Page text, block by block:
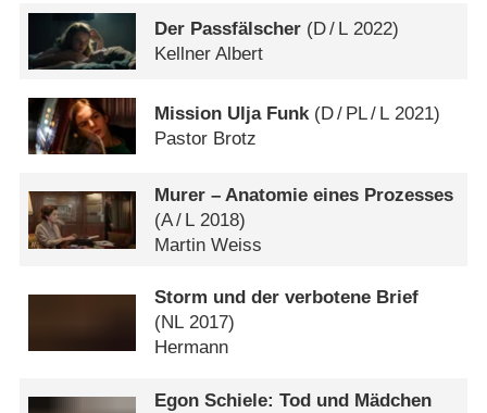
Der Passfälscher (D/ L 2022)
Kellner Albert
Mission Ulja Funk(D/ PL/ L 2021)
Pastor Brotz
Murer – Anatomie eines Prozesses
(A/ L 2018)
Martin Weiss
Storm und der verbotene Brief
(NL 2017)
Hermann
Egon Schiele: Tod und Mädchen